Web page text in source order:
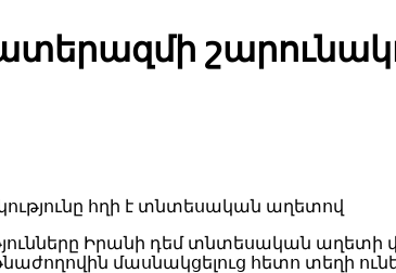
Իրանի դեմ տնտեսական
մասնակցելուց հետո տեղի